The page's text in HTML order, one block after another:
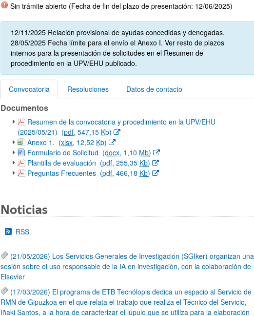
Sin trámite abierto (Fecha de fin del plazo de presentación: 12/06/2025)
12/11/2025 Relación provisional de ayudas concedidas y denegadas.
28/05/2025 Fecha límite para el envío el Anexo I. Ver resto de plazos
internos para la presentación de solicitudes en el Resumen de
procedimiento en la UPV/EHU publicado.
Convocatoria Resoluciones Datos de contacto
Convocatoria
Documentos
(Abre una nueva ventana)
Resumen de la convocatoria y procedimiento en la UPV/EHU
(2025/05/21) (pdf, 547,15 Kb)
(Abre una nueva ventana)
Anexo 1. (xlsx, 12,52 Kb)
(Abre una nueva ventana)
Formulario de Solicitud (docx, 1,10 Mb)
(Abre una nueva ventana)
Plantilla de evaluación (pdf, 255,35 Kb)
(Abre una nueva ventana)
Preguntas Frecuentes (pdf, 466,18 Kb)
Noticias
RSS
(21/05/2026) Los Servicios Generales de Investigación (SGIker) organizan una
sesión sobre el uso responsable de la IA en investigación, con la colaboración de
Elsevier
(17/03/2026) El programa de ETB Tecnólopis dedica un espacio al Servicio de
RMN de Gipuzkoa en el que relata el trabajo que realiza el Técnico del Servicio,
Iñaki Santos, a la hora de caracterizar el lúpulo que se utiliza para la elaboración